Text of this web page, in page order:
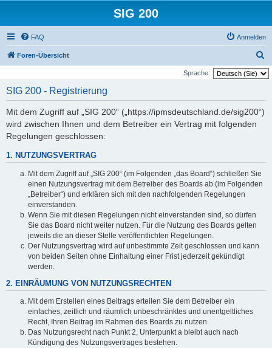
SIG 200
FAQ Anmelden
Foren-Übersicht
u
Sprache:
SIG 200 - Registrierung
Mit dem Zugriff auf „SIG 200“ („https://ipmsdeutschland.de/sig200“)
wird zwischen Ihnen und dem Betreiber ein Vertrag mit folgenden
Regelungen geschlossen:
1. NUTZUNGSVERTRAG
Mit dem Zugriff auf „SIG 200“ (im Folgenden „das Board“) schließen Sie
einen Nutzungsvertrag mit dem Betreiber des Boards ab (im Folgenden
„Betreiber“) und erklären sich mit den nachfolgenden Regelungen
einverstanden.
Wenn Sie mit diesen Regelungen nicht einverstanden sind, so dürfen
Sie das Board nicht weiter nutzen. Für die Nutzung des Boards gelten
jeweils die an dieser Stelle veröffentlichten Regelungen.
Der Nutzungsvertrag wird auf unbestimmte Zeit geschlossen und kann
von beiden Seiten ohne Einhaltung einer Frist jederzeit gekündigt
werden.
2. EINRÄUMUNG VON NUTZUNGSRECHTEN
Mit dem Erstellen eines Beitrags erteilen Sie dem Betreiber ein
einfaches, zeitlich und räumlich unbeschränktes und unentgeltliches
Recht, Ihren Beitrag im Rahmen des Boards zu nutzen.
Das Nutzungsrecht nach Punkt 2, Unterpunkt a bleibt auch nach
Kündigung des Nutzungsvertrages bestehen.